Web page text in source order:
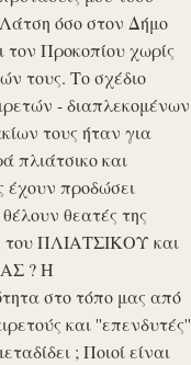
όσο στον Δήμο
τον Προκοπίου χωρίς
τους. Το σχέδιο
- διαπλεκομένων
τους ήταν για
πλιάτσικο και
έχουν προδώσει
θεατές της
ΠΛΙΑΤΣΙΚΟΥ και
? Η
στο τόπο μας από
και ''επενδυτές''
; Ποιοί είναι